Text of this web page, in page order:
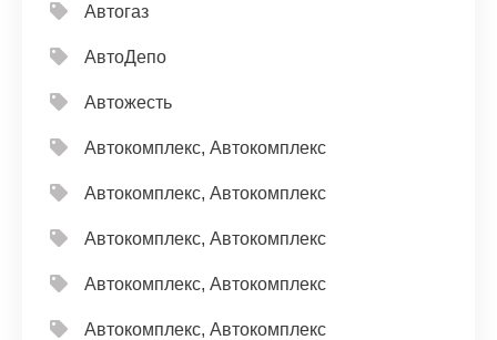
Автогаз
АвтоДепо
Автожесть
Автокомплекс, Автокомплекс
Автокомплекс, Автокомплекс
Автокомплекс, Автокомплекс
Автокомплекс, Автокомплекс
Автокомплекс, Автокомплекс